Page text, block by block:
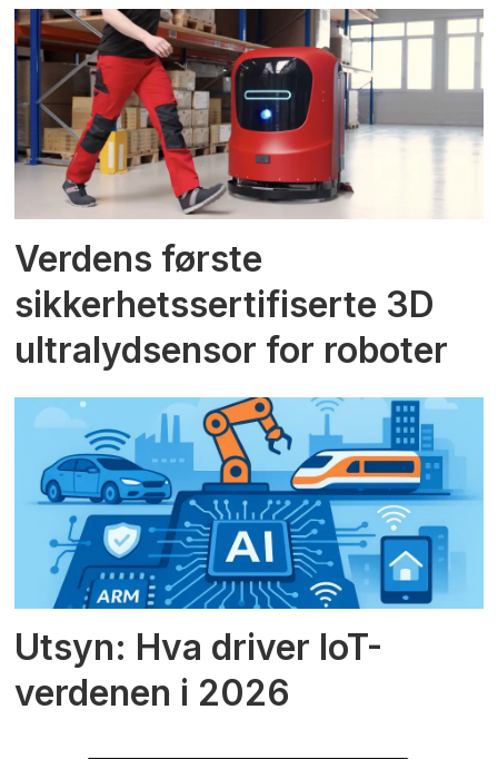
Verdens første
sikkerhetssertifiserte 3D
ultralydsensor for roboter
Utsyn: Hva driver IoT-
verdenen i 2026